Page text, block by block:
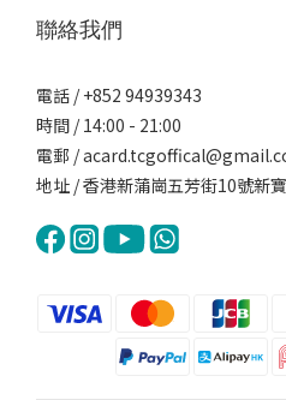
聯絡我們
電話 / +852 94939343
時間 / 14:00 - 21:00
電郵 /
地址 / 香港新蒲崗五芳街10號新